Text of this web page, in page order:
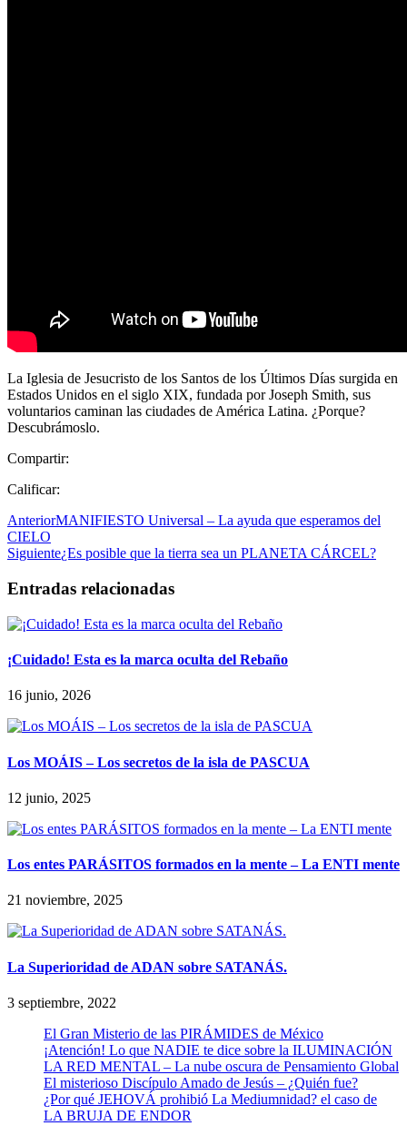
La Iglesia de Jesucristo de los Santos de los Últimos Días surgida en
Estados Unidos en el siglo XIX, fundada por Joseph Smith, sus
voluntarios caminan las ciudades de América Latina. ¿Porque?
Descubrámoslo.
Compartir:
Calificar:
AnteriorMANIFIESTO Universal – La ayuda que esperamos del
CIELO
Siguiente¿Es posible que la tierra sea un PLANETA CÁRCEL?
Entradas relacionadas
¡Cuidado! Esta es la marca oculta del Rebaño
16 junio, 2026
Los MOÁIS – Los secretos de la isla de PASCUA
12 junio, 2025
Los entes PARÁSITOS formados en la mente – La ENTI mente
21 noviembre, 2025
La Superioridad de ADAN sobre SATANÁS.
3 septiembre, 2022
El Gran Misterio de las PIRÁMIDES de México
¡Atención! Lo que NADIE te dice sobre la ILUMINACIÓN
LA RED MENTAL – La nube oscura de Pensamiento Global
El misterioso Discípulo Amado de Jesús – ¿Quién fue?
¿Por qué JEHOVÁ prohibió La Mediumnidad? el caso de
LA BRUJA DE ENDOR